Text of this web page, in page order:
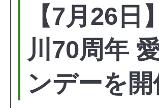
【7月26
川70周年
ンデーを